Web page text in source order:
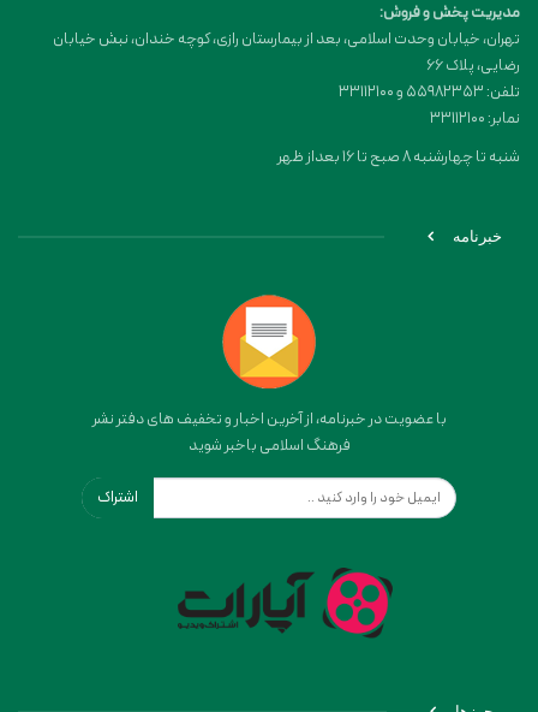
مدیریت پخش و فروش:
تهران، خیابان وحدت اسلامی، بعد از بیمارستان رازی، کوچه خندان، نبش خیابان
رضایی، پلاک ۶۶
تلفن: 55982353 و 33112100
نمابر: 33112100
شنبه تا چهارشنبه 8 صبح تا 16 بعداز ظهر
خبرنامه
با عضویت در خبرنامه، از آخرین اخبار و تخفیف های دفتر نشر
فرهنگ اسلامی باخبر شوید
اشتراک